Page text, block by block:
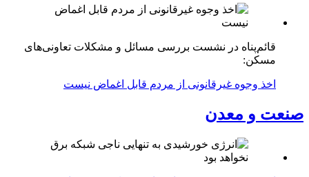
قائم‌پناه در نشست بررسی مسائل و مشکلات تعاونی‌های
مسکن:
اخذ وجوه غیرقانونی از مردم قابل اغماض نیست
صنعت و معدن